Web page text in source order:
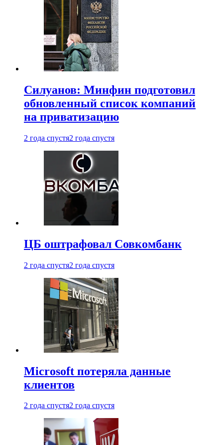
Силуанов: Минфин подготовил
обновленный список компаний
на приватизацию
2 года спустя2 года спустя
ЦБ оштрафовал Совкомбанк
2 года спустя2 года спустя
Microsoft потеряла данные
клиентов
2 года спустя2 года спустя